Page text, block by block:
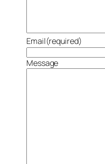
Email(required)
Message